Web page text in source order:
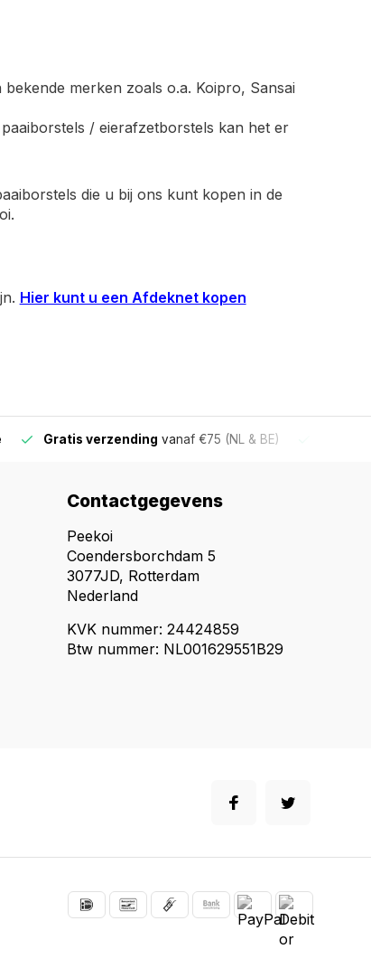
merken zoals o.a. Koipro, Sansai
/ eierafzetborstels kan het er
die u bij ons kunt kopen in de
Hier kunt u een Afdeknet kopen
Gratis verzending vanaf €75 (NL & BE)
Contactgegevens
Peekoi
Coendersborchdam 5
3077JD, Rotterdam
Nederland
KVK nummer: 24424859
Btw nummer: NL001629551B29